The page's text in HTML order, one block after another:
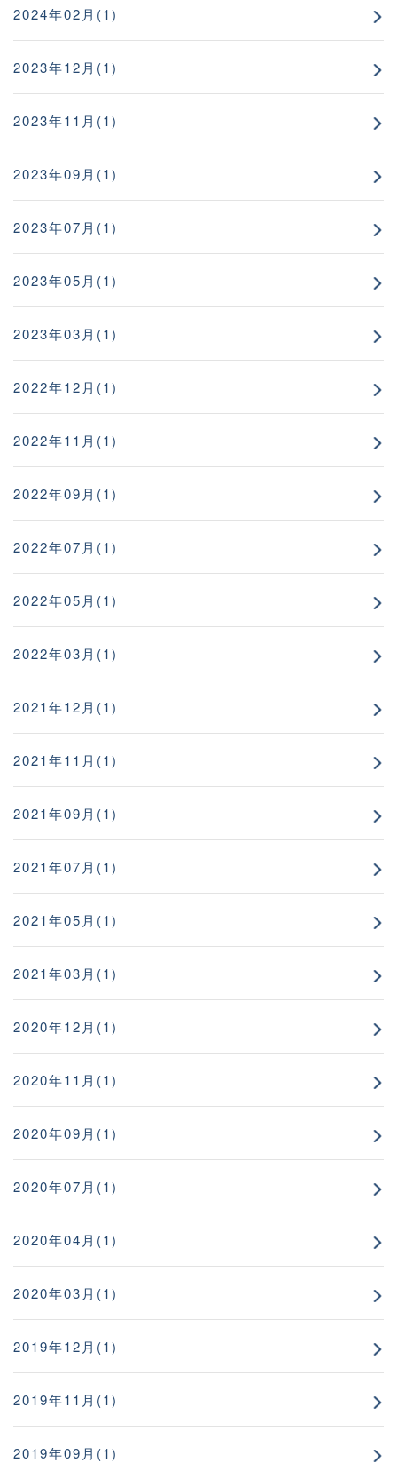
2024年02月(1)
2023年12月(1)
2023年11月(1)
2023年09月(1)
2023年07月(1)
2023年05月(1)
2023年03月(1)
2022年12月(1)
2022年11月(1)
2022年09月(1)
2022年07月(1)
2022年05月(1)
2022年03月(1)
2021年12月(1)
2021年11月(1)
2021年09月(1)
2021年07月(1)
2021年05月(1)
2021年03月(1)
2020年12月(1)
2020年11月(1)
2020年09月(1)
2020年07月(1)
2020年04月(1)
2020年03月(1)
2019年12月(1)
2019年11月(1)
2019年09月(1)